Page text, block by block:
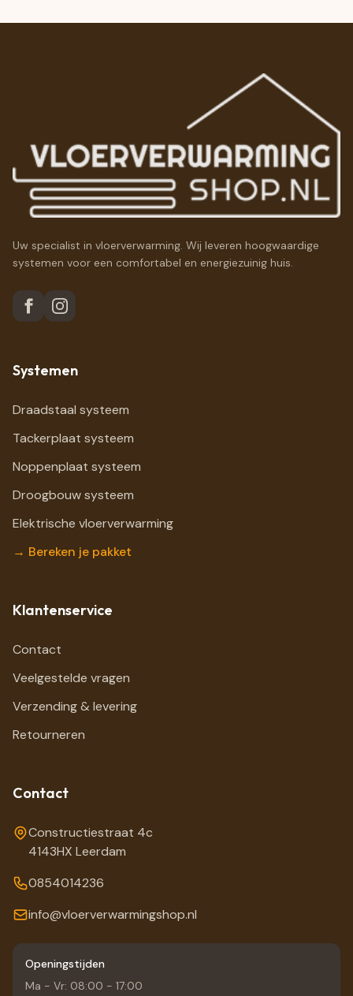
Uw specialist in vloerverwarming. Wij leveren hoogwaardige
systemen voor een comfortabel en energiezuinig huis.
Systemen
Draadstaal systeem
Tackerplaat systeem
Noppenplaat systeem
Droogbouw systeem
Elektrische vloerverwarming
→ Bereken je pakket
Klantenservice
Contact
Veelgestelde vragen
Verzending & levering
Retourneren
Contact
Constructiestraat 4c
4143HX Leerdam
0854014236
info@vloerverwarmingshop.nl
Openingstijden
Ma - Vr: 08:00 - 17:00